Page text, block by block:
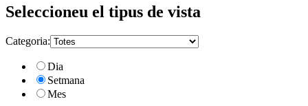
Seleccioneu el tipus de vista
Categoria:
Dia
Setmana
Mes